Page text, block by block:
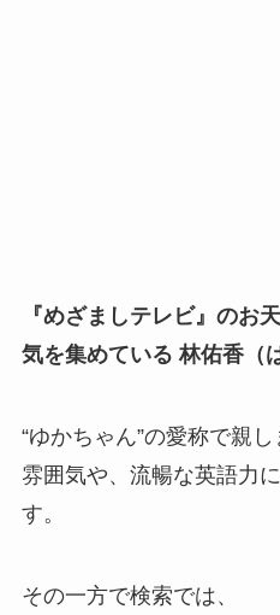
『めざましテレビ』のお
気を集めている 林佑香（
“ゆかちゃん”の愛称で親
雰囲気や、流暢な英語力
す。
その一方で検索では、